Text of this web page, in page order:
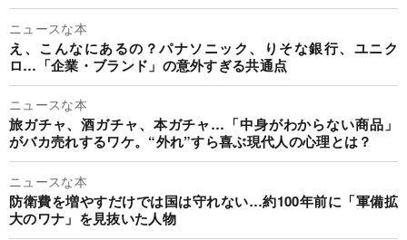
ニュースな本
え、こんなにあるの？パナソニック、りそな銀行、ユニク
ロ…「企業・ブランド」の意外すぎる共通点
ニュースな本
旅ガチャ、酒ガチャ、本ガチャ…「中身がわからない商品」
がバカ売れするワケ。“外れ”すら喜ぶ現代人の心理とは？
ニュースな本
防衛費を増やすだけでは国は守れない…約100年前に「軍備拡
大のワナ」を見抜いた人物